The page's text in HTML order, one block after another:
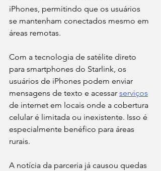
iPhones, permitindo que os usuários
se mantenham conectados mesmo em
áreas remotas.
Com a tecnologia de satélite direto
para smartphones do Starlink, os
usuários de iPhones podem enviar
mensagens de texto e acessar serviços
de internet em locais onde a cobertura
celular é limitada ou inexistente. Isso é
especialmente benéfico para áreas
rurais.
A notícia da parceria já causou quedas